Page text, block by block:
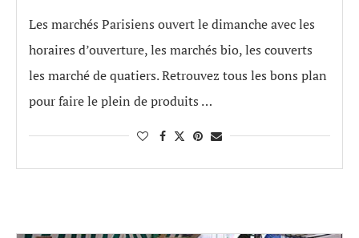
Les marchés Parisiens ouvert le dimanche avec les
horaires d’ouverture, les marchés bio, les couverts
les marché de quatiers. Retrouvez tous les bons plan
pour faire le plein de produits …